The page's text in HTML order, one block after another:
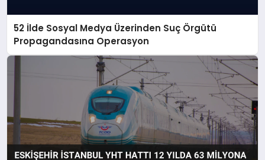
52 İlde Sosyal Medya Üzerinden Suç Örgütü
Propagandasına Operasyon